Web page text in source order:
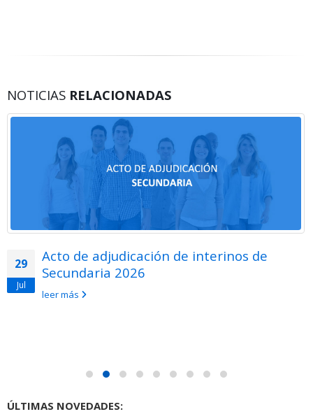
NOTICIAS RELACIONADAS
29
Jul
Acto de adjudicación de interinos de
Secundaria 2026
leer más
ÚLTIMAS NOVEDADES: